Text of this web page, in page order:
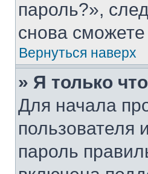
пароль?»,
снова
Вернуться наверх
» Я только
Для начала
пользователя
пароль